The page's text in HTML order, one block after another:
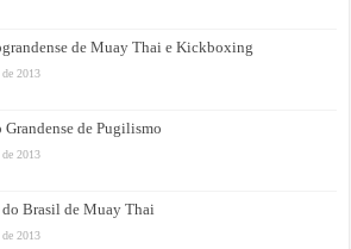
de Muay Thai e Kickboxing
de 2013
Grandense de Pugilismo
de 2013
do Brasil de Muay Thai
de 2013